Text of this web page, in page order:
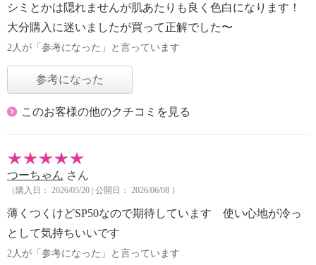
シミとかは隠れませんが肌あたりも良く色白になります！
大分購入に迷いましたが買って正解でした〜
2人が「参考になった」と言っています
参考になった
このお客様の他のクチコミを見る
つーちゃん さん
（購入日： 2026/05/20 | 公開日： 2026/06/08 ）
薄くつくけどSP50なので期待しています 使い心地が冷っ
として気持ちいいです
2人が「参考になった」と言っています